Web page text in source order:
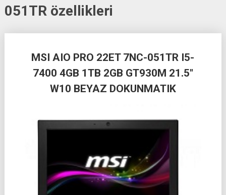
051TR özellikleri
MSI AIO PRO 22ET 7NC-051TR I5-
7400 4GB 1TB 2GB GT930M 21.5″
W10 BEYAZ DOKUNMATIK
navigation